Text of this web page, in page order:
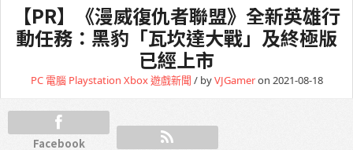
【PR】《漫威復仇者聯盟》全新英雄行
動任務：黑豹「瓦坎達大戰」及終極版
已經上市
PC 電腦 Playstation Xbox遊戲新聞 / byVJGameron 2021-08-18
Facebook